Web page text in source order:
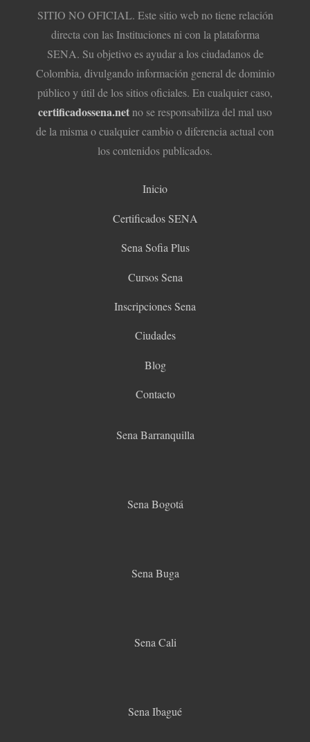
SITIO NO OFICIAL. Este sitio web no tiene relación
directa con las Instituciones ni con la plataforma
SENA. Su objetivo es ayudar a los ciudadanos de
Colombia, divulgando información general de dominio
público y útil de los sitios oficiales. En cualquier caso,
certificadossena.netno se responsabiliza del mal uso
de la misma o cualquier cambio o diferencia actual con
los contenidos publicados.
Inicio
Certificados SENA
Sena Sofia Plus
Cursos Sena
Inscripciones Sena
Ciudades
Blog
Contacto
Sena Barranquilla
Sena Bogotá
Sena Buga
Sena Cali
Sena Ibagué